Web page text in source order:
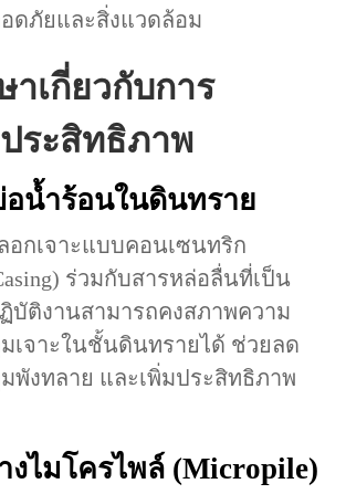
ดภัยและสิ่งแวดล้อม
เกี่ยวกับการ
ระสิทธิภาพ
อน้ำร้อนในดินทราย
อกเจาะแบบคอนเซนทริก
ร่วมกับสารหล่อลื่นที่เป็น
บัติงานสามารถคงสภาพความ
เจาะในชั้นดินทรายได้ ช่วยลด
พังทลาย และเพิ่มประสิทธิภาพ
งไมโครไพล์ (Micropile)